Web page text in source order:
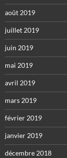
août 2019
juillet 2019
juin 2019
mai 2019
avril 2019
mars 2019
février 2019
janvier 2019
décembre 2018